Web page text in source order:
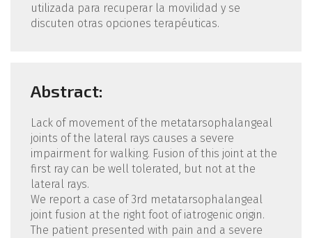
utilizada para recuperar la movilidad y se
discuten otras opciones terapéuticas.
Abstract:
Lack of movement of the metatarsophalangeal
joints of the lateral rays causes a severe
impairment for walking. Fusion of this joint at the
first ray can be well tolerated, but not at the
lateral rays.
We report a case of 3rd metatarsophalangeal
joint fusion at the right foot of iatrogenic origin.
The patient presented with pain and a severe